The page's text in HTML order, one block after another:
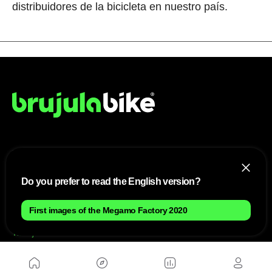
distribuidores de la bicicleta en nuestro país.
Mapa del sitio
Aviso Legal
Política de cookies
Política de privacidad
Contacto
Trabaja con nosotros
WEBS AMIGAS
Do you prefer to read the English version?
First images of the Megamo Factory 2020